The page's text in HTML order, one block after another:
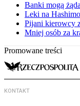
Banki mogą
Leki na
Pijani kierowcy
Mniej osób za
Promowane treści
KONTAKT